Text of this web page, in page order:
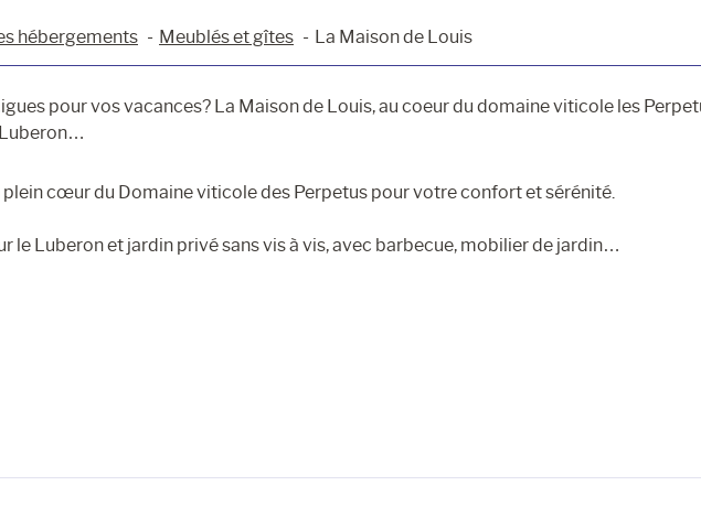
hébergements Meublés et gîtes La Maison de Louis
pour vos vacances? La Maison de Louis, au coeur du domaine viticole les
cœur du Domaine viticole des Perpetus pour votre confort et sérénité.
le Luberon et jardin privé sans vis à vis, avec barbecue, mobilier de jardin…